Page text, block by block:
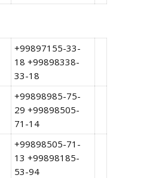
+99897155-33-
18 +99898338-
33-18
+99898985-75-
29 +99898505-
71-14
+99898505-71-
13 +99898185-
53-94